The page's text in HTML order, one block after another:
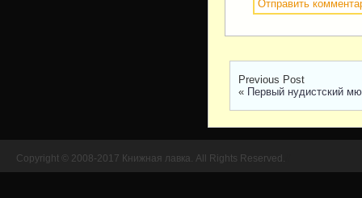
Previous Post
« Первый нудистский
Copyright © 2008-2017 Книжная лавка. All Rights Reserved.